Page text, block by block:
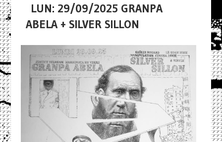
LUN: 29/09/2025 GRANPA
ABELA + SILVER SILLON